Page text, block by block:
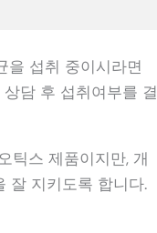
을 섭취 중이시라면
담 후 섭취여부를 결
틱스 제품이지만, 개
잘 지키도록 합니다.